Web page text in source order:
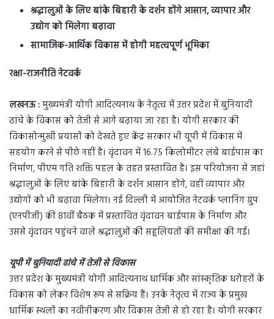
श्रद्धालुओं के लिए बांके बिहारी के दर्शन होंगे आसान, व्यापार और
उद्योग को मिलेगा बढ़ावा
सामाजिक-आर्थिक विकास में होगी महत्वपूर्ण भूमिका
रक्षा-राजनीति नेटवर्क
लखनऊ :मुख्यमंत्री योगी आदित्यनाथ के नेतृत्व में उत्तर प्रदेश में बुनियादी
ढांचे के विकास को तेजी से आगे बढ़ाया जा रहा है। योगी सरकार की
विकासोन्मुखी प्रयासों को देखते हुए केंद्र सरकार भी यूपी में विकास में
सहयोग करने से पीछे नहीं है। वृंदावन में 16.75 किलोमीटर लंबे बाईपास का
निर्माण, पीएम गति शक्ति पहल के तहत प्रस्तावित है। इस परियोजना से जहां
श्रद्धालुओं के लिए बांके बिहारी के दर्शन आसान होंगे, वहीं व्यापार और
उद्योगों को भी बढ़ावा मिलेगा। नई दिल्ली में आयोजित नेटवर्क प्लानिंग ग्रुप
(एनपीजी) की 81वीं बैठक में प्रस्तावित वृंदावन बाईपास के निर्माण और
उससे वृंदावन पहुंचने वाले श्रद्धालुओं की सहूलियतों की समीक्षा की गई।
यूपी में बुनियादी ढांचे में तेजी से विकास
उत्तर प्रदेश के मुख्यमंत्री योगी आदित्यनाथ धार्मिक और सांस्कृतिक धरोहरों के
विकास को लेकर विशेष रूप से सक्रिय हैं। उनके नेतृत्व में राज्य के प्रमुख
धार्मिक स्थलों का नवीनीकरण और विकास तेजी से हो रहा है। योगी सरकार